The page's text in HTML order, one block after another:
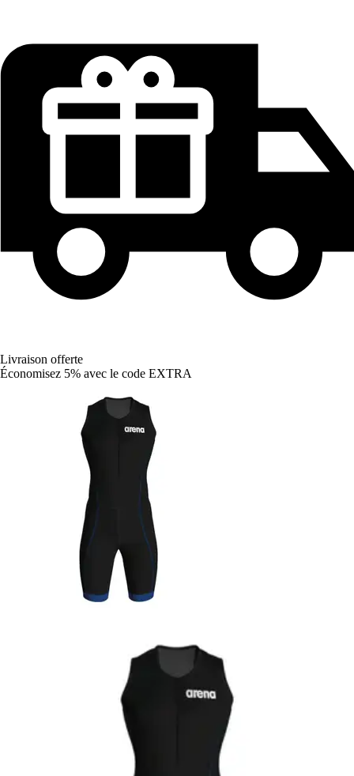
Livraison offerte
Économisez 5% avec le code EXTRA